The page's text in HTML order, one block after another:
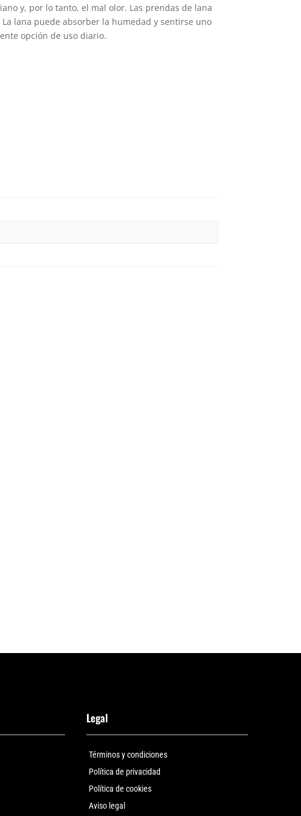
elegir
en
la
elegir
en
y, por lo tanto, el mal olor. Las prendas de lana
lana puede absorber la humedad y sentirse uno
opción de uso diario.
Legal
Términos y condiciones
Política de privacidad
Política de cookies
Aviso legal